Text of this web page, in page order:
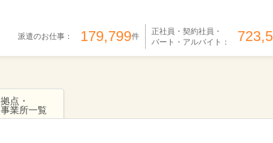
派遣のお仕事： 179,799件
正社員・契約社員・
パート・アルバイト：
拠点・
事業所一覧